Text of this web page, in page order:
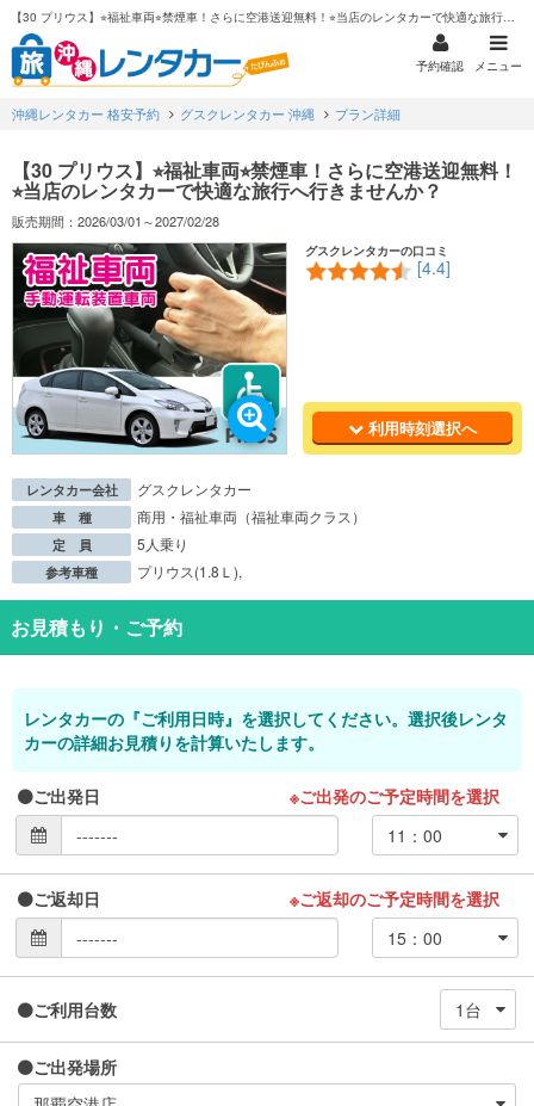
【30 プリウス】⭐︎福祉車両⭐︎禁煙車！さらに空港送迎無料！⭐︎当店のレンタカーで快適な旅行へ行きませんか？
予約確認 メニュー
沖縄レンタカー 格安予約 グスクレンタカー 沖縄 プラン詳細
【30 プリウス】⭐︎福祉車両⭐︎禁煙車！さらに空港送迎無料！
⭐︎当店のレンタカーで快適な旅行へ行きませんか？
販売期間：2026/03/01～2027/02/28
グスクレンタカーの口コミ
[4.4]
利用時刻選択へ
レンタカー会社 グスクレンタカー
車 種 商用・福祉車両（福祉車両クラス）
定 員 5人乗り
参考車種 プリウス(1.8Ｌ),
お見積もり・ご予約
レンタカーの『ご利用日時』を選択してください。選択後レンタ
カーの詳細お見積りを計算いたします。
ご出発日 ※ご出発のご予定時間を選択
ご返却日 ※ご返却のご予定時間を選択
ご利用台数
ご出発場所